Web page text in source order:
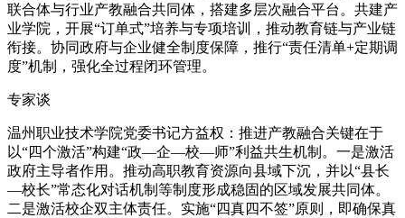
联合体与行业产教融合共同体，搭建多层次融合平台。共建产
业学院，开展“订单式”培养与专项培训，推动教育链与产业链
衔接。协同政府与企业健全制度保障，推行“责任清单+定期调
度”机制，强化全过程闭环管理。
专家谈
温州职业技术学院党委书记方益权：推进产教融合关键在于
以“四个激活”构建“政—企—校—师”利益共生机制。一是激活
政府主导者作用。推动高职教育资源向县域下沉，并以“县长
—校长”常态化对话机制等制度形成稳固的区域发展共同体。
二是激活校企双主体责任。实施“四真四不签”原则，即确保真